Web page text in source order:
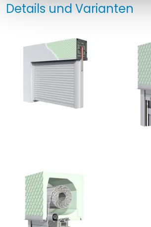
Details und Varianten